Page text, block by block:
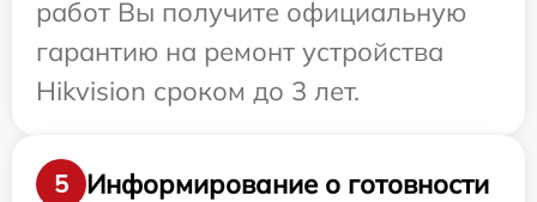
работ Вы получите официальную
гарантию на ремонт устройства
Hikvision сроком до 3 лет.
5
Информирование о готовности